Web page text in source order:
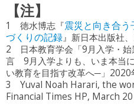
【注】
1 徳水博志『震災と向き合
づくりの記録』新日本出版社
2 日本教育学会「9月入学・始
言 9月入学よりも、いま本当
い教育を目指す改革へ─」
3 Yuval Noah Harari, the
Financial Times HP, March